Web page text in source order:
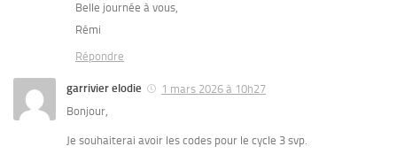
Belle journée à vous,
Rémi
Répondre
garrivier elodie
1 mars 2026 à 10h27
Bonjour,
Je souhaiterai avoir les codes pour le cycle 3 svp.